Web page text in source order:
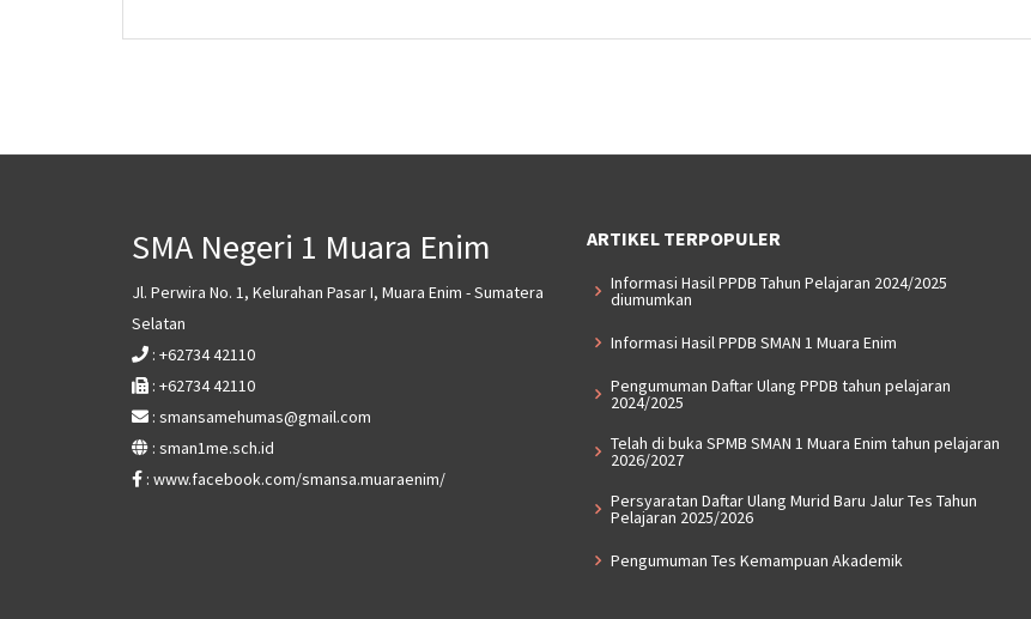
SMA Negeri 1 Muara Enim
Jl. Perwira No. 1, Kelurahan Pasar I, Muara Enim - Sumatera
Selatan
: +62734 42110
: +62734 42110
: smansamehumas@gmail.com
: sman1me.sch.id
: www.facebook.com/smansa.muaraenim/
ARTIKEL TERPOPULER
Informasi Hasil PPDB Tahun Pelajaran 2024/2025
diumumkan
Informasi Hasil PPDB SMAN 1 Muara Enim
Pengumuman Daftar Ulang PPDB tahun pelajaran
2024/2025
Telah di buka SPMB SMAN 1 Muara Enim tahun pelajaran
2026/2027
Persyaratan Daftar Ulang Murid Baru Jalur Tes Tahun
Pelajaran 2025/2026
Pengumuman Tes Kemampuan Akademik